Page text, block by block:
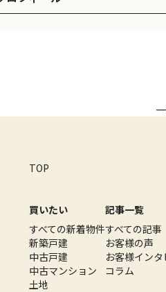
TOP
買いたい
すべての新着物件
新築戸建
中古戸建
中古マンション
土地
記事一覧
すべての記事
お客様の声
お客様イン
コラム